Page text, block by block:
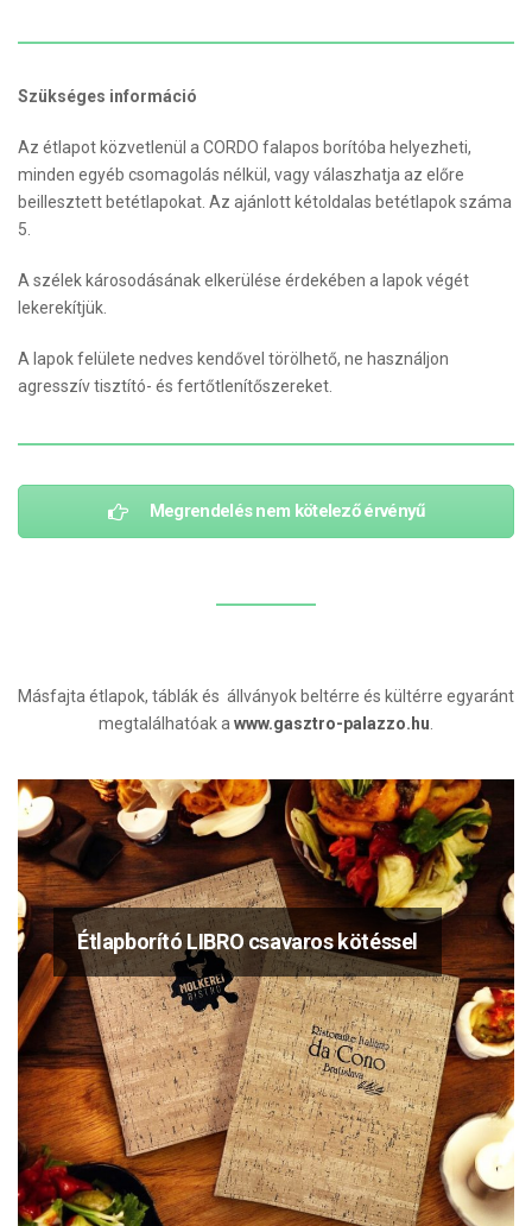
Szükséges információ
Az étlapot közvetlenül a CORDO falapos borítóba helyezheti,
minden egyéb csomagolás nélkül, vagy válaszhatja az előre
beillesztett betétlapokat. Az ajánlott kétoldalas betétlapok száma
5.
A szélek károsodásának elkerülése érdekében a lapok végét
lekerekítjük.
A lapok felülete nedves kendővel törölhető, ne használjon
agresszív tisztító- és fertőtlenítőszereket.
Megrendelés nem kötelező érvényű
Másfajta étlapok, táblák és állványok beltérre és kültérre egyaránt
megtalálhatóak a www.gasztro-palazzo.hu
Étlapborító LIBRO csavaros kötéssel